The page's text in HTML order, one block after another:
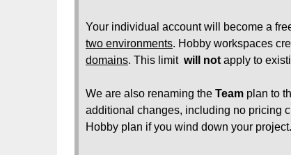
Your individual account will become a
two environments. Hobby workspaces
domains. This limit will not apply to
We are also renaming the Team plan to
additional changes, including no pricing
Hobby plan if you wind down your project.